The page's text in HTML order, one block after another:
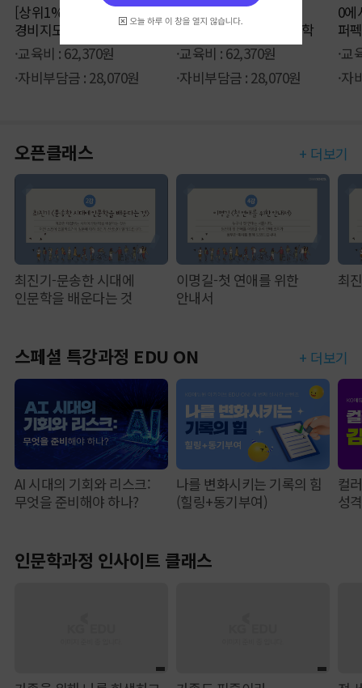
[상위1% 자격증]
경비지도사 2과목
민간경비론
·교육비 : 62,370원
·자비부담금 : 28,070원
[상위1% 자격증]
경비지도사 4과목 경호학
·교육비 : 62,370원
·자비부담금 : 28,070원
0에
퍼
·교
·자
오픈클래스 + 더보기
최진기-문송한 시대에
인문학을 배운다는 것
이명길-첫 연애를 위한
안내서
최
스페셜 특강과정 EDU ON + 더보기
AI 시대의 기회와 리스크:
무엇을 준비해야 하나?
나를 변화시키는 기록의 힘
(힐링+동기부여)
컬
성격
인문학과정 인사이트 클래스